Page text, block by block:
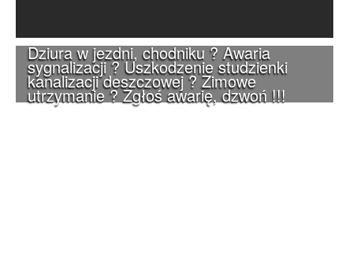
Dziura w jezdni, chodniku ? Awaria
sygnalizacji ? Uszkodzenie studzienki
kanalizacji deszczowej ? Zimowe
utrzymanie ? Zgłoś awarię, dzwoń !!!